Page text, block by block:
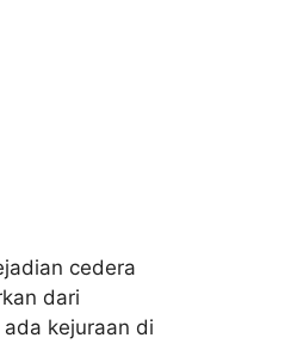
cedera
dari
kejuraan di